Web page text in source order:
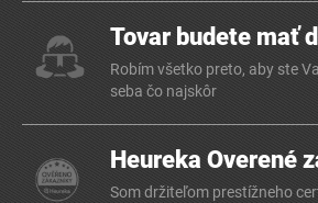
Tovar budete mať
Robím všetko preto, aby ste
seba čo najskôr
Heureka Overené
Som držiteľom prestížneho